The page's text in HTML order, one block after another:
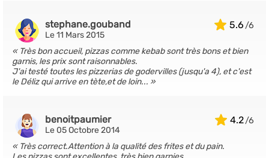
5.6
stephane.gouband
Le 11 Mars 2015
Très bon accueil, pizzas comme kebab sont très bons et bien
garnis, les prix sont raisonnables.
J'ai testé toutes les pizzerias de godervilles (jusqu'a 4), et c'est
le Déliz qui arrive en tète,et de loin...
4.2
benoitpaumier
Le 05 Octobre 2014
Très correct.Attention à la qualité des frites et du pain.